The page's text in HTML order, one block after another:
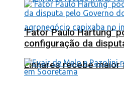
Linhares recebe
‘Fator Paulo Hartung’
configuração da